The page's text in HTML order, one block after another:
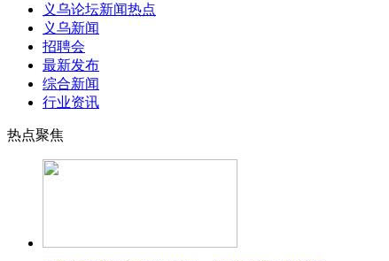
义乌论坛新闻热点
义乌新闻
招聘会
最新发布
综合新闻
行业资讯
热点聚焦